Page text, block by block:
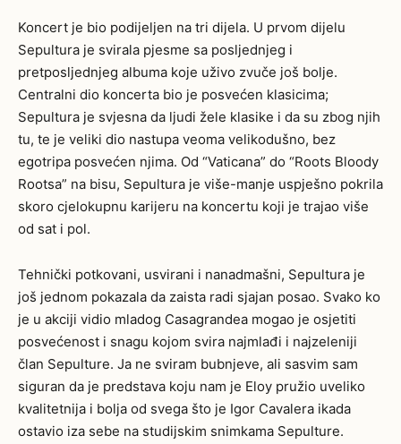
Koncert je bio podijeljen na tri dijela. U prvom dijelu
Sepultura je svirala pjesme sa posljednjeg i
pretposljednjeg albuma koje uživo zvuče još bolje.
Centralni dio koncerta bio je posvećen klasicima;
Sepultura je svjesna da ljudi žele klasike i da su zbog njih
tu, te je veliki dio nastupa veoma velikodušno, bez
egotripa posvećen njima. Od “Vaticana” do “Roots Bloody
Rootsa” na bisu, Sepultura je više-manje uspješno pokrila
skoro cjelokupnu karijeru na koncertu koji je trajao više
od sat i pol.
Tehnički potkovani, usvirani i nanadmašni, Sepultura je
još jednom pokazala da zaista radi sjajan posao. Svako ko
je u akciji vidio mladog Casagrandea mogao je osjetiti
posvećenost i snagu kojom svira najmlađi i najzeleniji
član Sepulture. Ja ne sviram bubnjeve, ali sasvim sam
siguran da je predstava koju nam je Eloy pružio uveliko
kvalitetnija i bolja od svega što je Igor Cavalera ikada
ostavio iza sebe na studijskim snimkama Sepulture.